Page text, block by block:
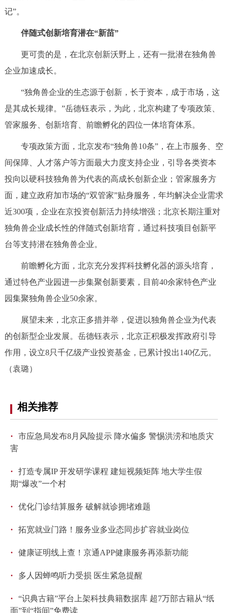
记”。
伴随式创新培育潜在“新苗”
更可贵的是，在北京创新沃野上，还有一批潜在独角兽
企业加速成长。
“独角兽企业的生态源于创新，长于资本，成于市场，这
是其成长规律。”岳德钰表示，为此，北京构建了专项政策、
管家服务、创新培育、前瞻孵化的四位一体培育体系。
专项政策方面，北京发布“独角兽10条”，在上市服务、空
间保障、人才落户等方面最大力度支持企业，引导各类资本
投向以硬科技独角兽为代表的高成长创新企业；管家服务方
面，建立政府加市场的“双管家”贴身服务，年均解决企业需求
近300项，企业在京投资创新活力持续增强；北京长期注重对
独角兽企业成长性的伴随式创新培育，通过科技项目创新平
台等支持潜在独角兽企业。
前瞻孵化方面，北京充分发挥科技孵化器的源头培育，
通过特色产业园进一步集聚创新要素，目前40余家特色产业
园集聚独角兽企业50余家。
展望未来，北京正多措并举，促进以独角兽企业为代表
的创新型企业发展。岳德钰表示，北京正积极发挥政府引导
作用，设立8只千亿级产业投资基金，已累计投出140亿元。
（袁璐）
相关推荐
·
市应急局发布8月风险提示 降水偏多 警惕洪涝和地质灾
害
·
打造专属IP 开发研学课程 建短视频矩阵 地大学生假
期“爆改”一个村
· 优化门诊结算服务 破解就诊拥堵难题
· 拓宽就业门路！服务业多业态同步扩容就业岗位
· 健康证明线上查！京通APP健康服务再添新功能
· 多人因蝉鸣听力受损 医生紧急提醒
·
“识典古籍”平台上架科技典籍数据库 超7万部古籍从“纸
面”到“指间”免费读